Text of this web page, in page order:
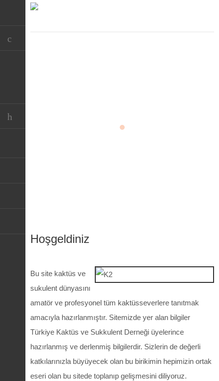
Hoşgeldiniz
Bu site kaktüs ve
sukulent dünyasını
amatör ve profesyonel tüm kaktüsseverlere tanıtmak
amacıyla hazırlanmıştır. Sitemizde yer alan bilgiler
Türkiye Kaktüs ve Sukkulent Derneği üyelerince
hazırlanmış ve derlenmiş bilgilerdir. Sizlerin de değerli
katkılarınızla büyüyecek olan bu birikimin hepimizin ortak
eseri olan bu sitede toplanıp gelişmesini diliyoruz.